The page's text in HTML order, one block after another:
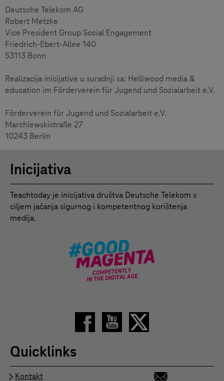
Deutsche Telekom AG
Robert Metzke
Vice President Group Social Engagement
Friedrich-Ebert-Allee 140
53113 Bonn
Realizacija inicijative u suradnji sa: Helliwood media &
education im Förderverein für Jugend und Sozialarbeit e.V.
Förderverein für Jugend und Sozialarbeit e.V.
Marchlewskistraße 27
10243 Berlin
Inicijativa
Teachtoday je inicijativa društva Deutsche Telekom s
ciljem jačanja sigurnog i kompetentnog korištenja
medija.
Quicklinks
Kontakt